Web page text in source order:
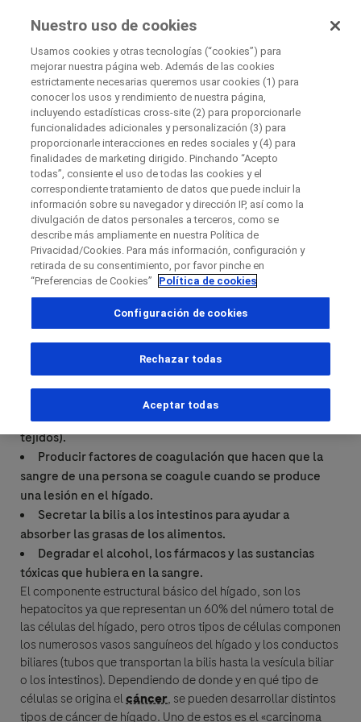
EnsayosClínicos
por Roche
Disease Area Overview
Cáncer
Carcinoma
Carcinoma hepatocelular (CHC)
Carcinoma
Hepatocelular (CHC)
¿Qué es el hígado?
El hígado es el órgano interno más grande de todos y
desempeña varias funciones importantes, incluidas:
Degradar y almacenar los nutrientes procedentes de
los alimentos (necesarios para obtener energía y reparar
tejidos).
Producir factores de coagulación que hacen que la
sangre de una persona se coagule cuando se produce
una lesión en el hígado.
Secretar la bilis a los intestinos para ayudar a
absorber las grasas de los alimentos.
Degradar el alcohol, los fármacos y las sustancias
tóxicas que hubiera en la sangre.
El componente estructural básico del hígado, son los
hepatocitos ya que representan un 60% del número total de
las células del hígado, pero otros tipos de células componen
los numerosos vasos sanguíneos del hígado y los conductos
biliares (tubos que transportan la bilis hasta la vesícula biliar
o los intestinos). Dependiendo de donde y en qué tipo de
células se origina elcáncer, se pueden desarrollar distintos
tipos decáncerde hígado. Uno de estos es el «carcinoma
Cerrar
Contacta directamente con Roche si tienes
preguntas
Datos personales
Apellido(s)
Correo electrónico
Cerrar
Contacta con el hospital directamente
Datos personales
Nombre
Apellido(s)
Correo electrónico
Detalles del mensaje
Asunto
Mensaje
Cerrar
Directly contact the sponsor for questions
Cerrar
Solicita una llamada
Nombre
Apellido(s)
lblFpPhoneNumber
Correo electrónico
When can we call you during (Free service) - Pacific Standard
When can we call you during (Free service) - Pacific Standard
Time?
6:00 h - 9:00 h 9:00 h - 13:00 h 13:00 h - 15:00 h
Nuestro uso de cookies
Usamos cookies y otras tecnologías (“cookies”) para
mejorar nuestra página web. Además de las cookies
estrictamente necesarias queremos usar cookies (1) para
conocer los usos y rendimiento de nuestra página,
incluyendo estadísticas cross-site (2) para proporcionarle
funcionalidades adicionales y personalización (3) para
proporcionarle interacciones en redes sociales y (4) para
finalidades de marketing dirigido. Pinchando “Acepto
todas”, consiente el uso de todas las cookies y el
correspondiente tratamiento de datos que puede incluir la
información sobre su navegador y dirección IP, así como la
divulgación de datos personales a terceros, como se
describe más ampliamente en nuestra Política de
Privacidad/Cookies. Para más información, configuración y
retirada de su consentimiento, por favor pinche en
“Preferencias de Cookies”
Política de cookies
Configuración de cookies
Rechazar todas
Aceptar todas